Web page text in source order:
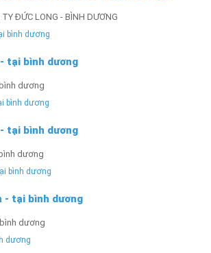
TY ĐỨC LONG - BÌNH DƯƠNG
tại bình dương
dương
tại bình dương
dương
- tại bình dương
dương